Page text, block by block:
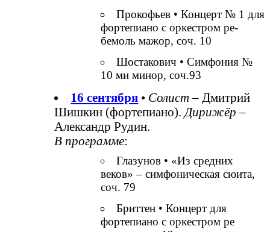
Прокофьев • Концерт № 1 для
фортепиано с оркестром ре-
бемоль мажор, соч. 10
Шостакович • Симфония №
10 ми минор, соч.93
16 сентября • Солист – Дмитрий
Шишкин (фортепиано). Дирижёр –
Александр Рудин.
В программе:
Глазунов • «Из средних
веков» – симфоническая сюита,
соч. 79
Бриттен • Концерт для
фортепиано с оркестром ре